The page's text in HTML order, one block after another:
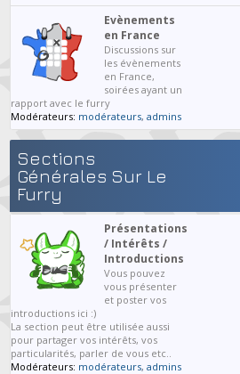
Evènements
en France
Discussions sur
les évènements
en France,
soirées ayant un
rapport avec le furry
Modérateurs: modérateurs,admins
Sections
Générales Sur Le
Furry
Présentations
/ Intérêts /
Introductions
Vous pouvez
vous présenter
et poster vos
introductions ici :)
La section peut être utilisée aussi
pour partager vos intérêts, vos
particularités, parler de vous etc..
Modérateurs: modérateurs,admins